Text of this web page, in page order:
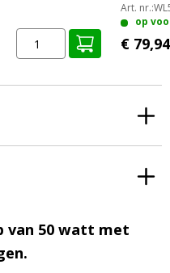
Art. nr.:
op
€ 79,94
van 50 watt met